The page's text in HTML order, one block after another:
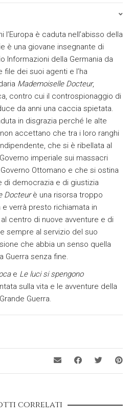
l’Europa è caduta nell’abisso della
è una giovane insegnante di
Informazioni della Germania da
file dei suoi agenti e l’ha
Mademoiselle Docteur,
contro cui il controspionaggio di
da anni una caccia spietata.
in disgrazia perché le alte
accettano che tra i loro ranghi
che si è ribellata al
imperiale sui massacri
Ottomano e che si ostina
di democrazia e di giustizia
Docteurè una risorsa troppo
verrà presto richiamata in
centro di nuove avventure e di
sempre al servizio del suo
che abbia un senso quella
Guerra senza fine.
e Le luci si spengono
sulla vita e le avventure della
Guerra.
correlati